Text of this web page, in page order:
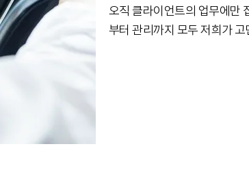
오직 클라이언트의 업무에만
부터 관리까지 모두 저희가